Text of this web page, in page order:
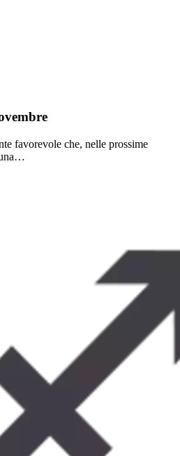
favorevole che, nelle prossime